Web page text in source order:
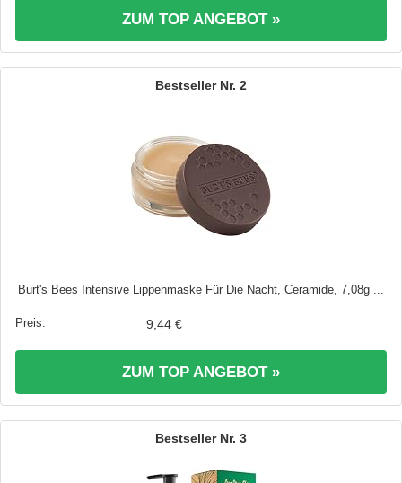
ZUM TOP ANGEBOT »
2
Burt's Bees Intensive Lippenmaske Für Die Nacht, Ceramide, 7,08g ...
9,44 €
ZUM TOP ANGEBOT »
3